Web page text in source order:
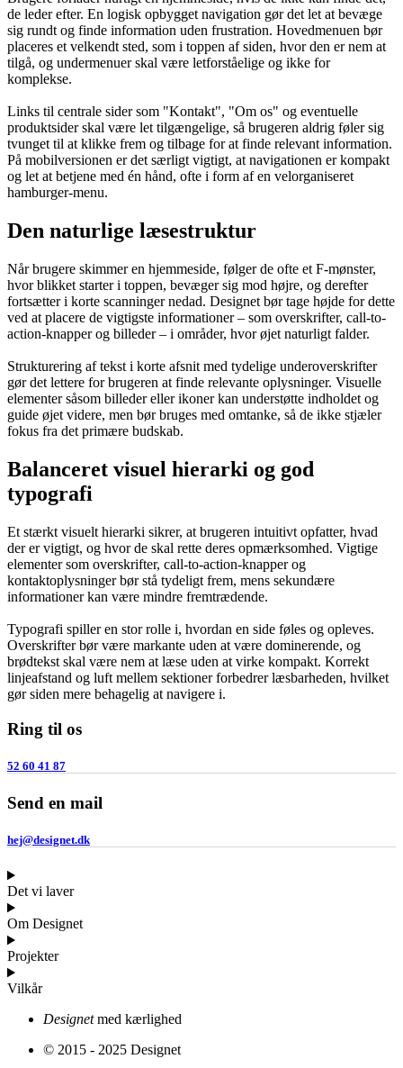
de leder efter. En logisk opbygget navigation gør det let at bevæge
sig rundt og finde information uden frustration. Hovedmenuen bør
placeres et velkendt sted, som i toppen af siden, hvor den er nem at
tilgå, og undermenuer skal være letforståelige og ikke for
komplekse.
Links til centrale sider som "Kontakt", "Om os" og eventuelle
produktsider skal være let tilgængelige, så brugeren aldrig føler sig
tvunget til at klikke frem og tilbage for at finde relevant information.
På mobilversionen er det særligt vigtigt, at navigationen er kompakt
og let at betjene med én hånd, ofte i form af en velorganiseret
hamburger-menu.
Den naturlige læsestruktur
Når brugere skimmer en hjemmeside, følger de ofte et F-mønster,
hvor blikket starter i toppen, bevæger sig mod højre, og derefter
fortsætter i korte scanninger nedad. Designet bør tage højde for dette
ved at placere de vigtigste informationer – som overskrifter, call-to-
action-knapper og billeder – i områder, hvor øjet naturligt falder.
Strukturering af tekst i korte afsnit med tydelige underoverskrifter
gør det lettere for brugeren at finde relevante oplysninger. Visuelle
elementer såsom billeder eller ikoner kan understøtte indholdet og
guide øjet videre, men bør bruges med omtanke, så de ikke stjæler
fokus fra det primære budskab.
Balanceret visuel hierarki og god
typografi
Et stærkt visuelt hierarki sikrer, at brugeren intuitivt opfatter, hvad
der er vigtigt, og hvor de skal rette deres opmærksomhed. Vigtige
elementer som overskrifter, call-to-action-knapper og
kontaktoplysninger bør stå tydeligt frem, mens sekundære
informationer kan være mindre fremtrædende.
Typografi spiller en stor rolle i, hvordan en side føles og opleves.
Overskrifter bør være markante uden at være dominerende, og
brødtekst skal være nem at læse uden at virke kompakt. Korrekt
linjeafstand og luft mellem sektioner forbedrer læsbarheden, hvilket
gør siden mere behagelig at navigere i.
Ring til os
52 60 41 87
Send en mail
hej@designet.dk
Det vi laver
Om Designet
Projekter
Vilkår
Designetmed kærlighed
© 2015 - 2025 Designet